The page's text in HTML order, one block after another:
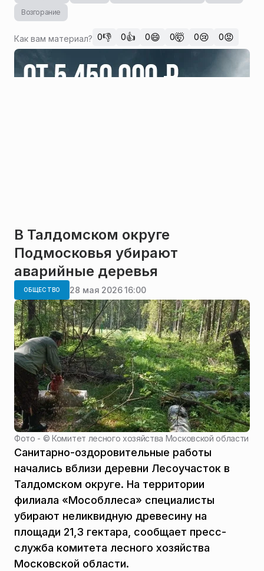
Возгорание
Как вам материал? 0👎 0👍 0😄 0🤯 0😢 0😡
В Талдомском округе
Подмосковья убирают
аварийные деревья
ОБЩЕСТВО 28 мая 2026 16:00
Фото - ©Комитет лесного хозяйства Московской области
Санитарно-оздоровительные работы
начались вблизи деревни Лесоучасток в
Талдомском округе. На территории
филиала «Мособллеса» специалисты
убирают неликвидную древесину на
площади 21,3 гектара, сообщает пресс-
служба комитета лесного хозяйства
Московской области.